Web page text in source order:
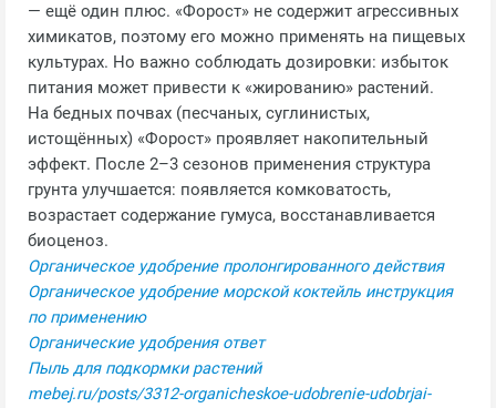
— ещё один плюс. «Форост» не содержит агрессивных
химикатов, поэтому его можно применять на пищевых
культурах. Но важно соблюдать дозировки: избыток
питания может привести к «жированию» растений.
На бедных почвах (песчаных, суглинистых,
истощённых) «Форост» проявляет накопительный
эффект. После 2–3 сезонов применения структура
грунта улучшается: появляется комковатость,
возрастает содержание гумуса, восстанавливается
биоценоз.
Органическое удобрение пролонгированного действия
Органическое удобрение морской коктейль инструкция
по применению
Органические удобрения ответ
Пыль для подкормки растений
mebej.ru/posts/3312-organicheskoe-udobrenie-udobrjai-